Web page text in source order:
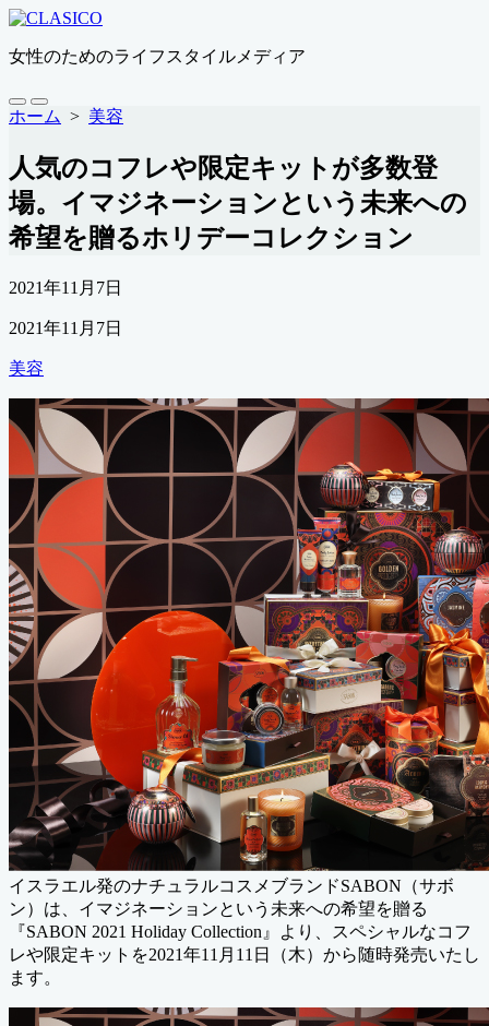
コ
テ
ツ
ス
キ
ッ
プ
女性のためのライフスタイルメディア
検
索
り
替
え
メ
ニ
ー
ホーム > 美容
人気のコフレや限定キットが多数登
場。イマジネーションという未来への
希望を贈るホリデーコレクション
公
日
2021年11月7日
最
更
新
日
2021年11月7日
カ
リ
美容
イスラエル発のナチュラルコスメブランドSABON（サボ
ン）は、イマジネーションという未来への希望を贈る
『SABON 2021 Holiday Collection』より、スペシャルなコフ
レや限定キットを2021年11月11日（木）から随時発売いたし
ます。